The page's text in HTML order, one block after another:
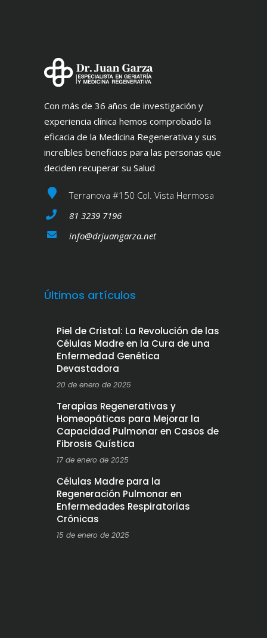
Con más de 36 años de investigación y
experiencia clínica hemos comprobado la
eficacia de la Medicina Regenerativa y sus
increíbles beneficios para las personas que
deciden recuperar su Salud
Terranova #150 Col. Vista Hermosa
81 3239 7196
info@drjuangarza.net
Últimos artículos
Piel de Cristal: La Revolución de las
Células Madre en la Cura de una
Enfermedad Genética
Devastadora
20 de enero de 2025
Terapias Regenerativas y
Homeopáticas para Mejorar la
Capacidad Pulmonar en Casos de
Fibrosis Quística
17 de enero de 2025
Células Madre para la
Regeneración Pulmonar en
Enfermedades Respiratorias
Crónicas
15 de enero de 2025